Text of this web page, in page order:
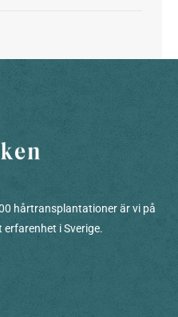
hårtransplantationer är vi på
i Sverige.